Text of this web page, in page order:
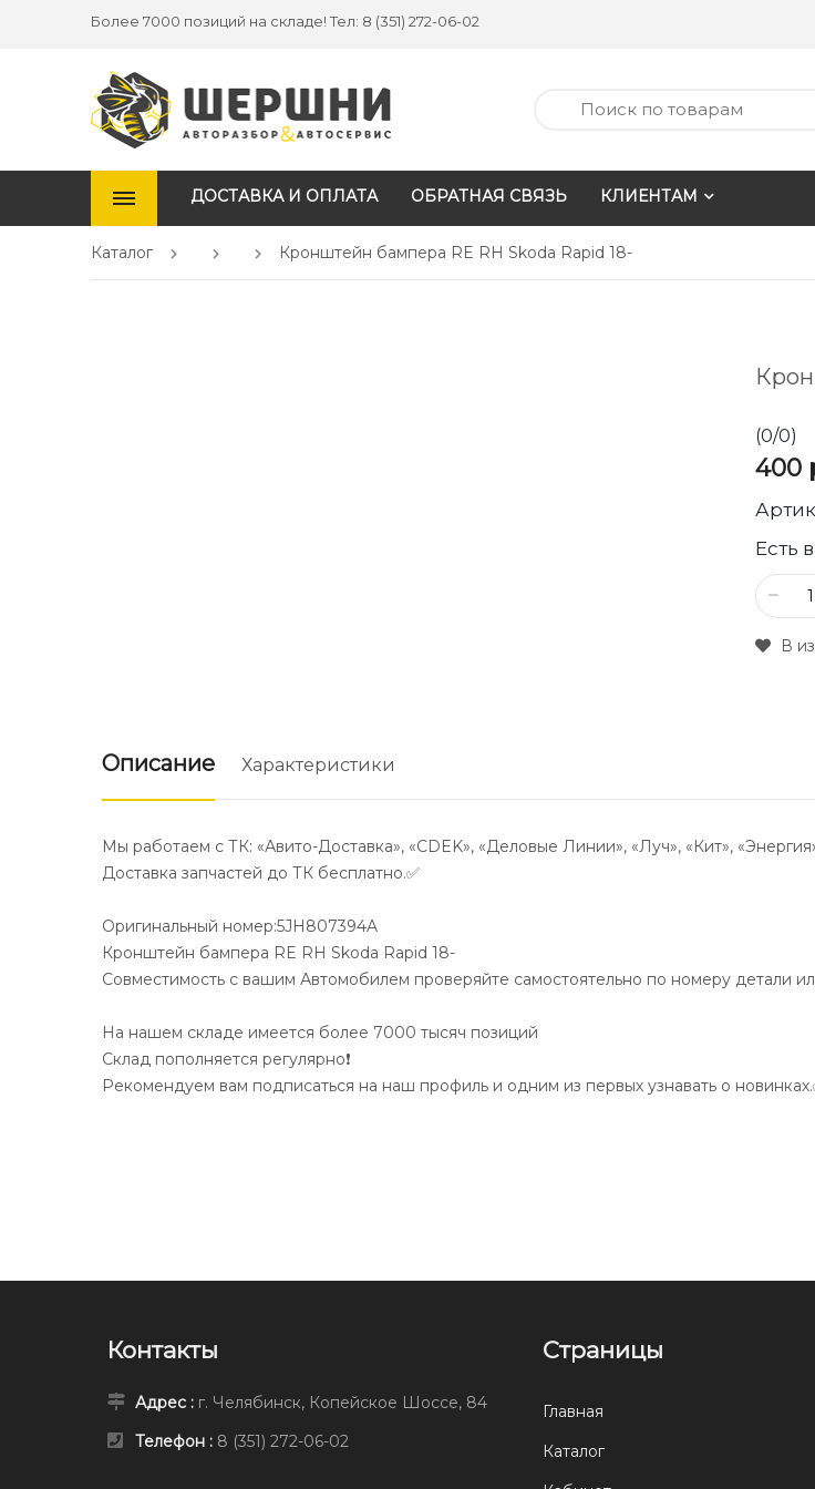
Более 7000 позиций на складе! Тел: 8 (351) 272-06-02
ДОСТАВКА И ОПЛАТА ОБРАТНАЯ СВЯЗЬ КЛИЕНТАМ
Каталог Кронштейн бампера RE RH Skoda Rapid 18-
(0/0)
400
Есть
В
Описание Характеристики
Мы работаем с ТК: «Авито-Доставка», «CDEK», «Деловые Линии», «Луч», «Кит»,
Доставка запчастей до ТК бесплатно.✅
Оригинальный номер:5JH807394A
Кронштейн бампера RE RH Skoda Rapid 18-
Совместимость с вашим Автомобилем проверяйте самостоятельно по номеру детали
На нашем складе имеется более 7000 тысяч позиций
Склад пополняется регулярно❗️
Рекомендуем вам подписаться на наш профиль и одним из первых узнавать о
Контакты
Адрес : г. Челябинск, Копейское Шоссе, 84
Телефон : 8 (351) 272-06-02
Страницы
Главная
Каталог